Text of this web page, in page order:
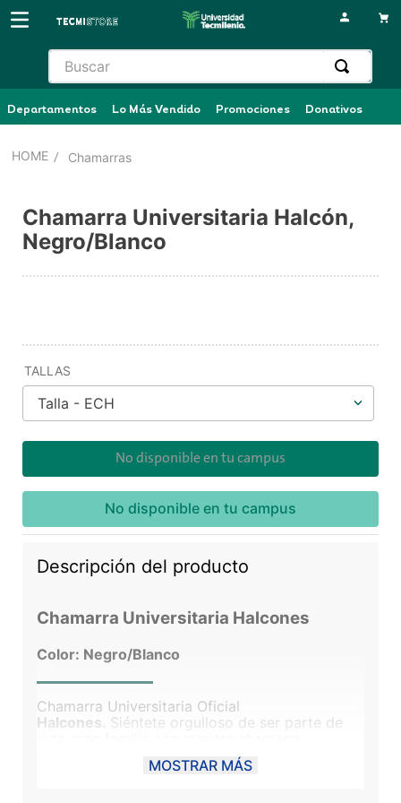
Buscar
Departamentos Lo Más Vendido Promociones Donativos
Chamarras
Chamarra Universitaria Halcón,
Negro/Blanco
TALLAS
Talla - ECH
No disponible en tu campus
No disponible en tu campus
Descripción del producto
Chamarra Universitaria Halcones
Color: Negro/Blanco
Chamarra Universitaria Oficial
Halcones. Siéntete orgulloso de ser parte de
universitaria, perfecta para protegerte del frío
en cualquier ocasión.MOSTRAR MÁS